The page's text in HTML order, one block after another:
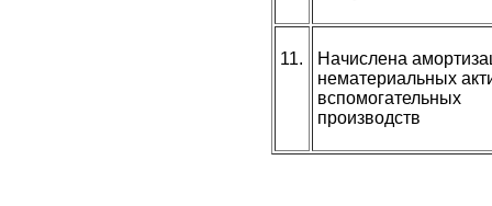
11.
Начислена
нематериальных
вспомогательных
производств